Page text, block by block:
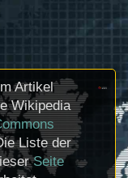
Artikel
Wikipedia
Liste der
Seite